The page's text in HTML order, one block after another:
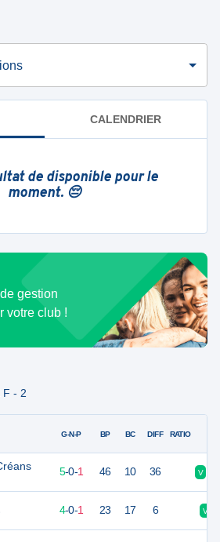
CALENDRIER
de disponible pour le
moment. 😔
gestion
votre club !
F - 2
G-N-P BP BC DIFF RATIO
15 5-0-1 46 10 36 V
4-0-1 23 17 6 V